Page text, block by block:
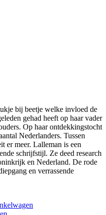
bij beetje welke invloed de
gehad heeft op haar vader
Op haar ontdekkingstocht
Nederlanders. Tussen
er meer. Lalleman is een
schrijfstijl. Ze deed research
en Nederland. De rode
en verrassende